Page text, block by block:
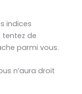
indices
tentez de
parmi vous.
n’aura droit